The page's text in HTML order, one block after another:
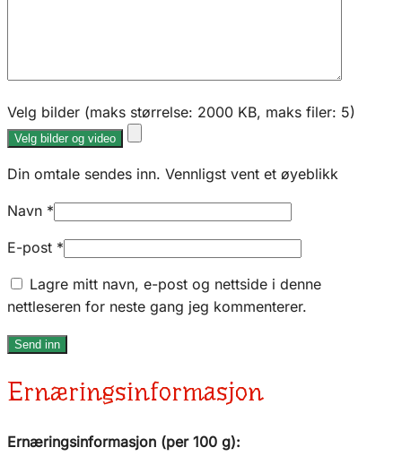
Velg bilder (maks størrelse: 2000 KB, maks filer: 5)
Velg bilder og video
Din omtale sendes inn. Vennligst vent et øyeblikk
Navn *
E-post *
Lagre mitt navn, e-post og nettside i denne
nettleseren for neste gang jeg kommenterer.
Ernæringsinformasjon
Ernæringsinformasjon (per 100 g):